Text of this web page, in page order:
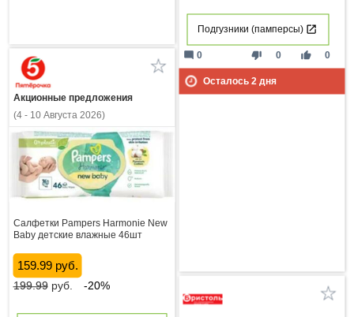
Подгузники (памперсы)
thumb_down 0 thumb_up 0
mode_comment 0
Осталось 2дня
Акционные предложения
(4 - 10 Августа 2026)
Салфетки Pampers Harmonie New
Baby детские влажные 46шт
159.99 руб.
199.99руб. -20%